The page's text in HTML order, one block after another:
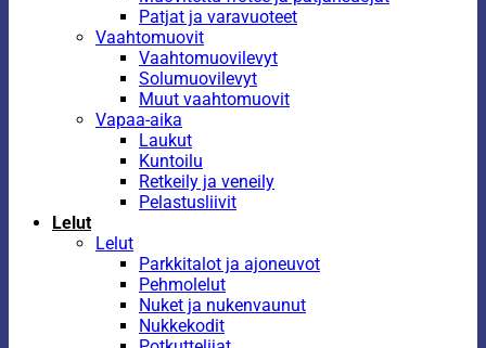
Patjat ja varavuoteet
Vaahtomuovit
Vaahtomuovilevyt
Solumuovilevyt
Muut vaahtomuovit
Vapaa-aika
Laukut
Kuntoilu
Retkeily ja veneily
Pelastusliivit
Lelut
Lelut
Parkkitalot ja ajoneuvot
Pehmolelut
Nuket ja nukenvaunut
Nukkekodit